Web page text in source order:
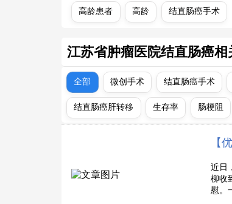
高龄患者 高龄 结直肠癌手术
江苏省肿瘤医院结直肠癌相
全部 微创手术 结直肠癌手术
结直肠癌肝转移 生存率 肠梗阻
【
近日
柳收
慰。